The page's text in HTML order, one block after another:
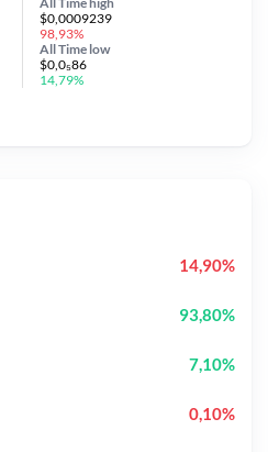
$0,0009239
98,93%
All Time low
$0,0₅86
14,79%
14,90%
93,80%
7,10%
0,10%